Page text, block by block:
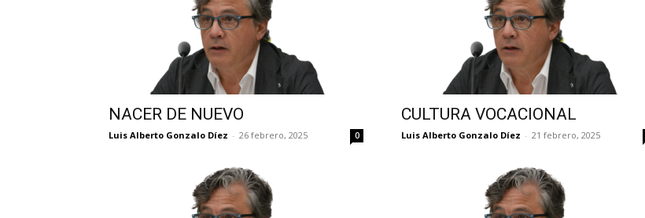
NACER DE NUEVO
Luis Alberto Gonzalo Díez - 26 febrero, 2025 0
CULTURA VOCACIONAL
Luis Alberto Gonzalo Díez - 21 febrero, 2025